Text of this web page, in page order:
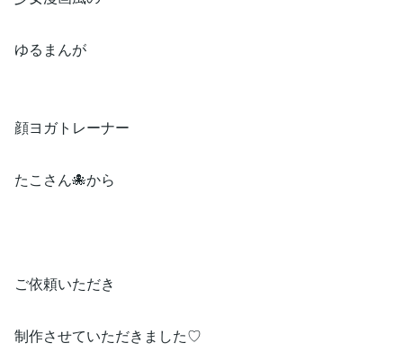
ゆるまんが
顔ヨガトレーナー
たこさん🐙から
ご依頼いただき
制作させていただきました♡